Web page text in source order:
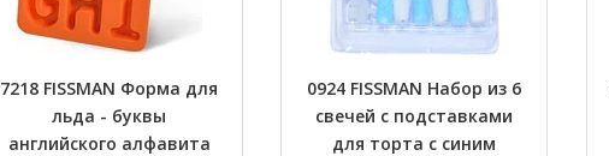
7218 FISSMAN Форма для
льда - буквы
английского алфавита
0924 FISSMAN Набор из 6
свечей с подставками
для торта с синим